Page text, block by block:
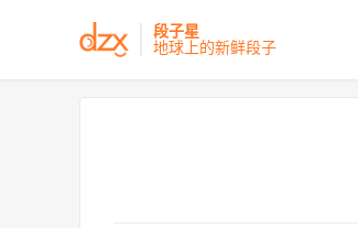
段子星
地球上的新鲜段子